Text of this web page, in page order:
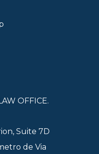
OFFICE.
Suite 7D
de Via